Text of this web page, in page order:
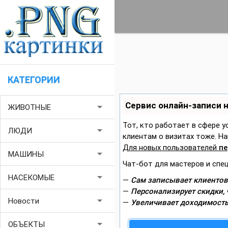
КАТЕГОРИИ
ЖИВОТНЫЕ arrow_drop_down
ЛЮДИ arrow_drop_down
МАШИНЫ arrow_drop_down
НАСЕКОМЫЕ arrow_drop_down
Новости arrow_drop_down
ОБЪЕКТЫ arrow_drop_down
Сервис онлайн-записи
Тот, кто работает в сфере
клиентам о визитах тоже.
Для новых пользователей
Чат-бот для мастеров и
— Сам записывает
— Персонализирует
— Увеличивает